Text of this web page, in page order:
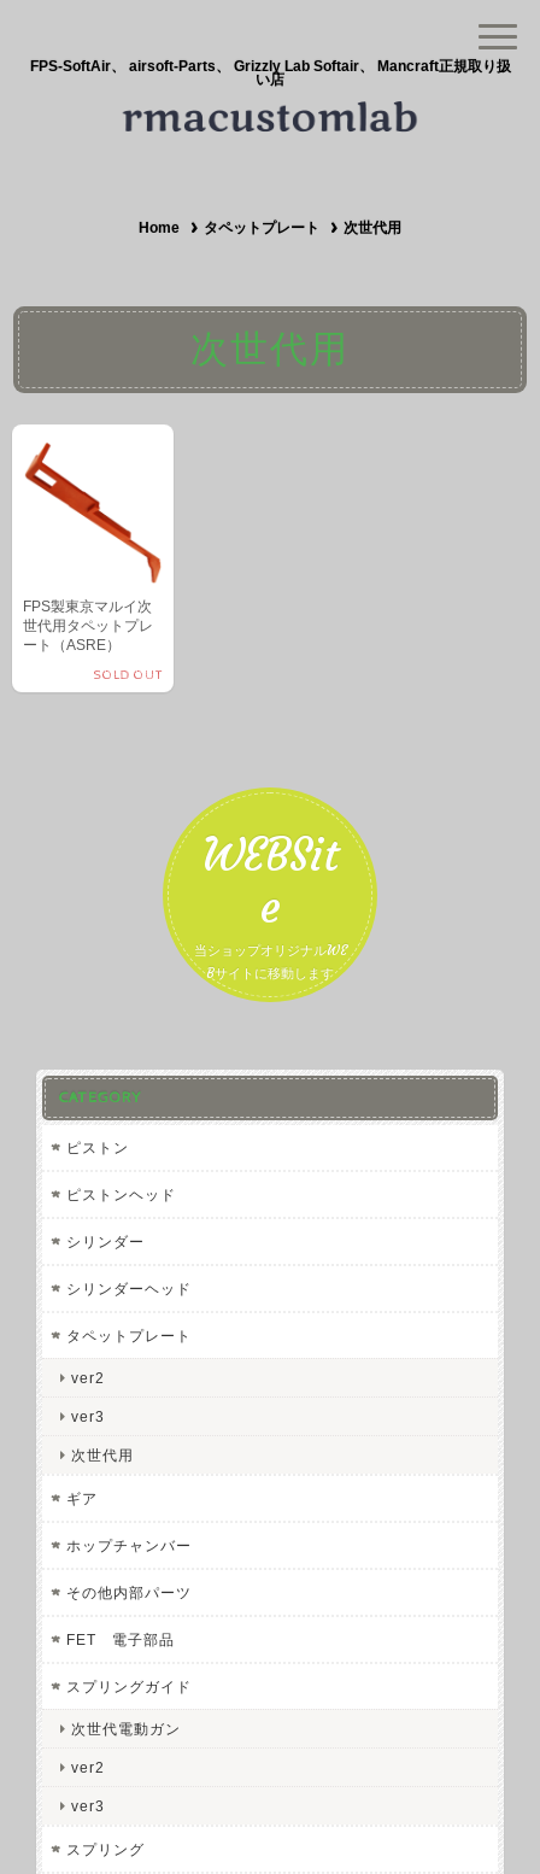
FPS-SoftAir、 airsoft-Parts、 Grizzly Lab Softair、 Mancraft正規取り扱
い店
Home タペットプレート 次世代用
次世代用
FPS製東京マルイ次
世代用タペットプレ
ート（ASRE）
SOLD OUT
WEBSit
e
当ショップオリジナルWE
Bサイトに移動します
CATEGORY
ピストン
ピストンヘッド
シリンダー
シリンダーヘッド
タペットプレート
ver2
ver3
次世代用
ギア
ホップチャンバー
その他内部パーツ
FET 電子部品
スプリングガイド
次世代電動ガン
ver2
ver3
スプリング